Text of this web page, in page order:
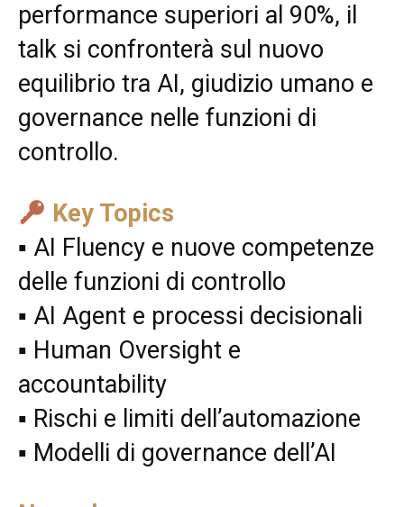
performance superiori al 90%, il
talk si confronterà sul nuovo
equilibrio tra AI, giudizio umano e
governance nelle funzioni di
controllo.
Key Topics
▪ AI Fluency e nuove competenze
delle funzioni di controllo
▪ AI Agent e processi decisionali
▪ Human Oversight e
accountability
▪ Rischi e limiti dell’automazione
▪ Modelli di governance dell’AI